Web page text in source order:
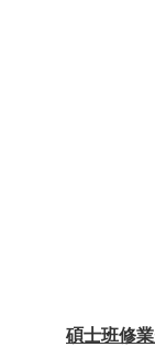
碩士班修